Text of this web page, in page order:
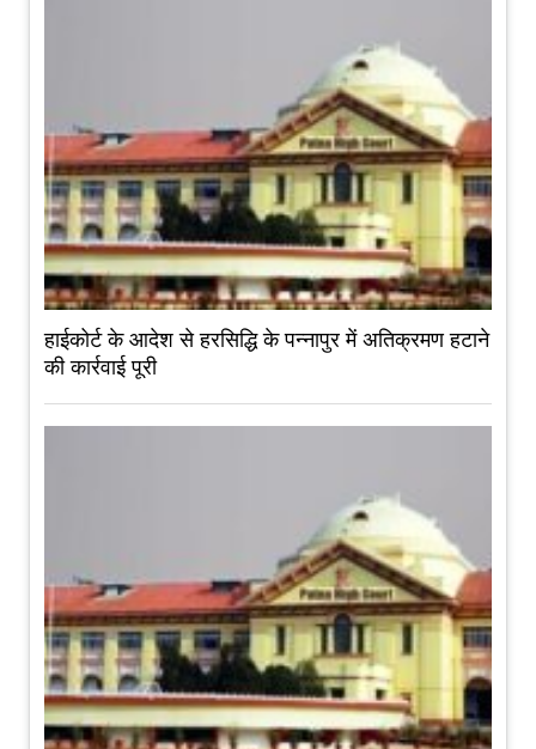
हाईकोर्ट के आदेश से हरसिद्धि के पन्नापुर में अतिक्रमण हटाने
की कार्रवाई पूरी